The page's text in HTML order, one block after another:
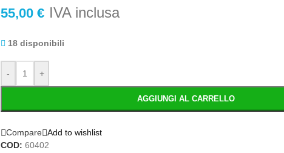
55,00 € IVA inclusa
18 disponibili
- +
AGGIUNGI AL CARRELLO
Compare Add to wishlist
COD: 60402